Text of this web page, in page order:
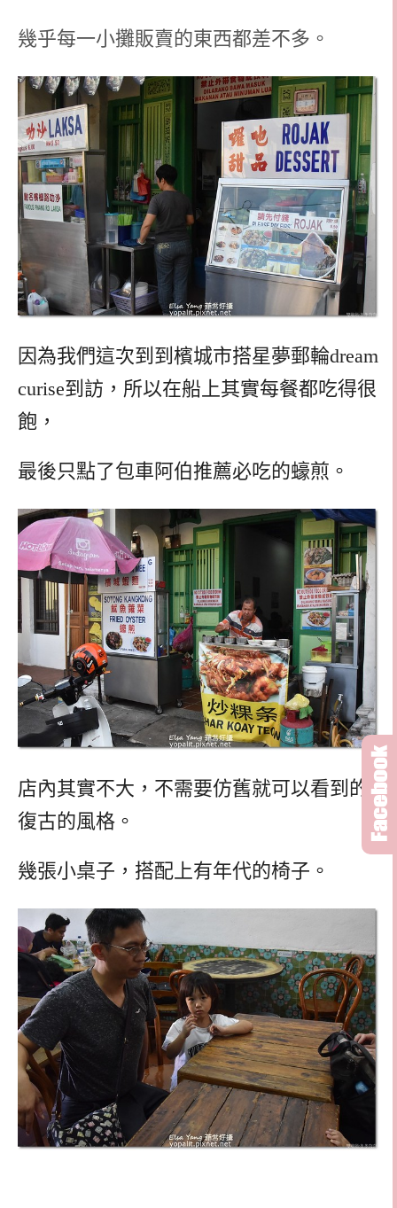
幾乎每一小攤販賣的東西都差不多。
因為我們這次到到檳城市搭星夢郵輪dream
curise到訪，所以在船上其實每餐都吃得很
飽，
最後只點了包車阿伯推薦必吃的蠔煎。
店內其實不大，不需要仿舊就可以看到的
復古的風格。
幾張小桌子，搭配上有年代的椅子。